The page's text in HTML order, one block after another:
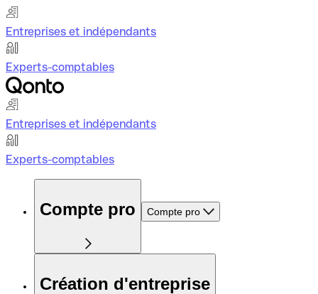
Entreprises et indépendants
Experts-comptables
Entreprises et indépendants
Experts-comptables
Compte pro Compte pro
Création d'entreprise